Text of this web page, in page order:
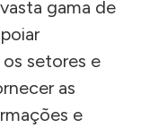
gama de
setores e
as
e